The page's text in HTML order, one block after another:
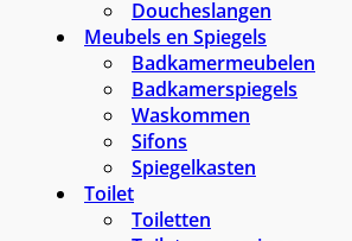
Doucheslangen
Meubels en Spiegels
Badkamermeubelen
Badkamerspiegels
Waskommen
Sifons
Spiegelkasten
Toilet
Toiletten